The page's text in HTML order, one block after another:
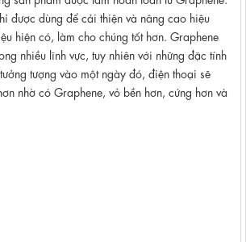
được dùng để cải thiện và nâng cao hiệu
hiện có, làm cho chúng tốt hơn. Graphene
nhiều lĩnh vực, tuy nhiên với những đặc tính
tượng vào một ngày đó, điện thoại sẽ
nhờ có Graphene, vỏ bền hơn, cứng hơn và